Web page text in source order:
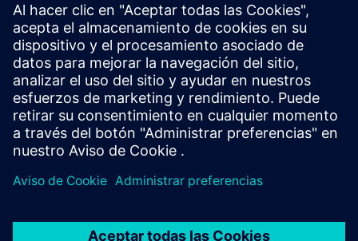
¿Cómo reduce la complejidad?
¿Qué precio tiene Gridscale X
para desarrolladores?